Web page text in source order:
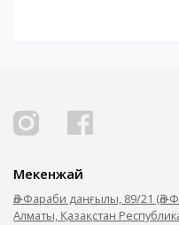
Мекенжай
Әл-Фараби даңғылы, 89/21
Алматы, Қазақстан